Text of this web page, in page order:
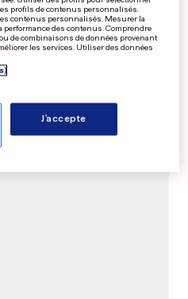
à l'Assemblée
balle chez lui
0
profils de contenus personnalisés.
contenus personnalisés. Mesurer la
des contenus. Comprendre
de combinaisons de données provenant
les services. Utiliser des données
J'accepte